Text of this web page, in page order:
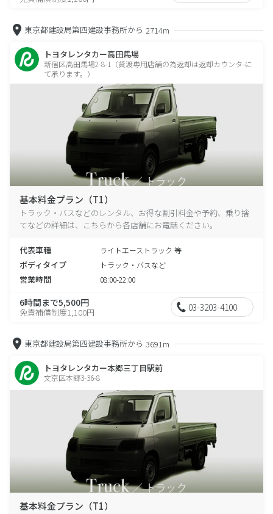
東京都建設局第四建設事務所から 2714m
トヨタレンタカー高田馬場
新宿区高田馬場2-8-1（貸渡専用店舗の為返却は返却カウンタ-に
て承ります。）
基本料金プラン（T1）
トラック・バスなどのレンタル、お得な割引料金や予約、乗り捨
てなどの詳細は、こちらから各店舗にお電話ください。
代表車種 ライトエーストラック 等
ボディタイプ トラック・バスなど
営業時間 08:00-22:00
6時間まで5,500円
免責補償制度1,100円 03-3203-4100
東京都建設局第四建設事務所から 3691m
トヨタレンタカー本郷三丁目駅前
文京区本郷3-36-8
基本料金プラン（T1）